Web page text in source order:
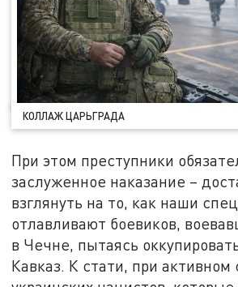
КОЛЛАЖ ЦАРЬГРАДА
При этом преступники
заслуженное наказание –
взглянуть на то, как наши
отлавливают боевиков,
в Чечне, пытаясь
Кавказ. К стати, при активном